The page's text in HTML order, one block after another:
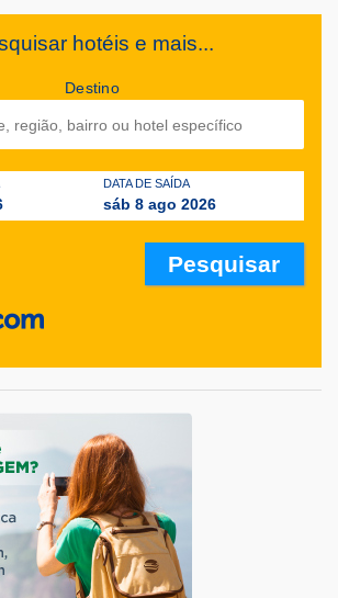
hotéis e mais...
Destino
DATA DE SAÍDA
sáb 8 ago 2026